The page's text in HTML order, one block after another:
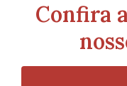
Confira